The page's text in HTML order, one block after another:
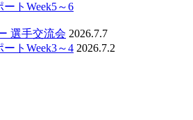
トWeek5～6
選手交流会 2026.7.7
トWeek3～4 2026.7.2